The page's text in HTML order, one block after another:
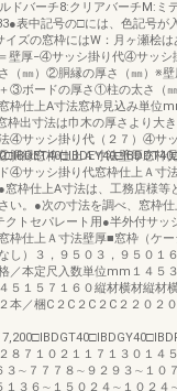
ドバーチ8:クリアバーチM:ミ
表中記号の□には、色記号が
ズの窓枠にはW：月ヶ瀬桧は
壁厚−④サッシ掛り代④サッシ
（㎜）②胴縁の厚さ（㎜）※
③ボードの厚さ①柱の太さ（
枠仕上A寸法窓枠見込み単位
枠出寸法は巾木の厚さより大
④サッシ掛り代（２７）④サ
縁窓枠仕上Ａ寸法壁厚窓枠
④サッシ掛り代窓枠仕上Ａ寸
枠仕上A寸法は、工務店様等
い。●次の寸法を調べ、窓枠仕
クトセパレート用●半外付サッ
枠仕上Ａ寸法壁厚■窓枠（ケ
し）３，９５０３，９５０１
本定尺入数単位mm１４５
５１５７１６０縦材横材縦材
本／梱C２C２C２C２２０２
８７１０２１１７１３０１４
３∼７７７８∼９２９３∼１０
１３６∼１５０２４∼１０２４